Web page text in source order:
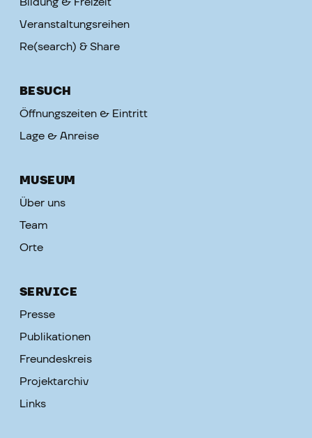
Veranstaltungsreihen
Re(search) & Share
BESUCH
Öffnungszeiten & Eintritt
Lage & Anreise
MUSEUM
Über uns
Team
Orte
SERVICE
Presse
Publikationen
Freundeskreis
Projektarchiv
Links